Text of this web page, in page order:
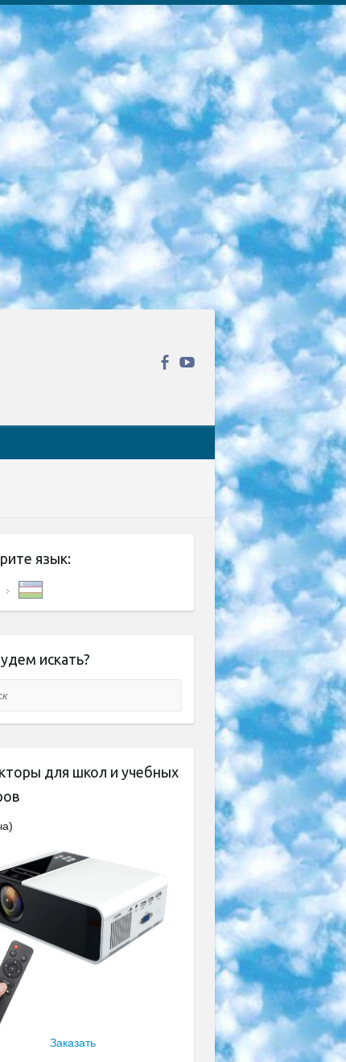
открытого доступа к качественной информации. 6. «ПостНаука» На этом ресурсе публикуют подборки видеолекций, составленные экспертами из разных отраслей и объединённые общими темами. Среди них, к примеру, есть серии «Биоинформатика и геномика», «Культура средневековой Скандинавии» и Cinema Studies о теории кино. Каждая подборка лекций — логически связанная история, рассказанная экспертом от первого лица. Кроме того, на сайте появляются научно-образовательные статьи и тесты на разные темы. 7. «Newочём» Команда проекта «Newочём» отбирает самые интересные тексты из англоязычных СМИ и переводит те из них, за которые голосуют участники сообщества «ВКонтакте». По большей части это научно-популярные статьи. Редакторы придумывают лишь заголовки, в остальном содержание переводов соответствует оригиналам. Полные тексты можно читать прямо в социальной сети. 8. InternetUrok Онлайн-база материалов по основным дисциплинам школьной программы. Информация на сайте структурирована по классам, предметам и темам (урокам). Каждый урок состоит из видеолекций и конспектов. Есть также интерактивные тренажёры и тесты для закрепления пройденного материала. Даже если вы давно окончили школу, возможность повторить программу старших классов всегда может пригодиться. 9. Edutainme Ещё один ресурс об образовании. В отличие от Newtonew, как мне кажется, Edutainme больше ориентируется на представителей индустрии: педагогов, предпринимателей, разработчиков образовательных проектов. Но и любой, кто просто стремится к саморазвитию, найдёт на сайте много полезного и интересного для себя. Например, информацию о новых курсах и образовательных сервисах. 10. Newtonew Онлайн-медиа об образовании и обучении в широком смысле. Авторы Newtonew пишут об инструментах, заведениях, тактиках и стратегиях, которые помогают учить других и получать новые знания самостоятельно. На этой площадке вы найдёте новости, обзоры, аналитические мат
язык:
искать?
для школ и учебных
Заказать